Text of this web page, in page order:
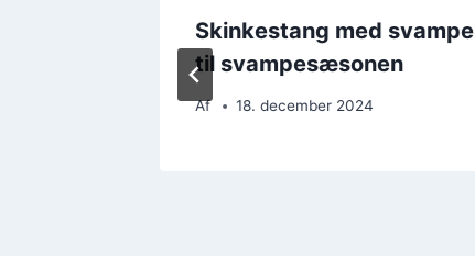
Skinkestang med svampe
til svampesæsonen
Af 18. december 2024